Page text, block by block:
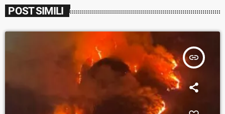
POST SIMILI
insert_link